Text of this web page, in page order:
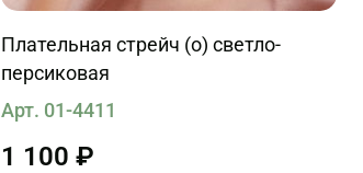
Плательная стрейч (о) светло-
персиковая
Арт. 01-4411
1 100 ₽